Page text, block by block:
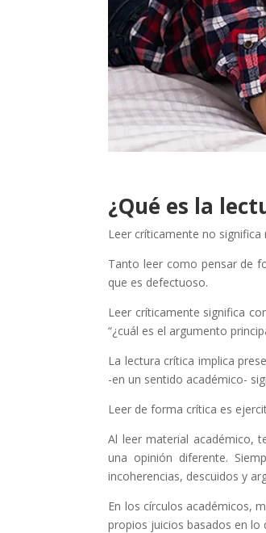
¿Qué es la
Leer críticamente no
Tanto leer como pensar de
que es defectuoso.
Leer críticamente significa
“¿cuál es el argumento
La lectura crítica implica
-en un sentido académico-
Leer de forma crítica es
Al leer material académico,
una opinión diferente.
incoherencias, descuidos y
En los círculos académicos,
propios juicios basados en lo